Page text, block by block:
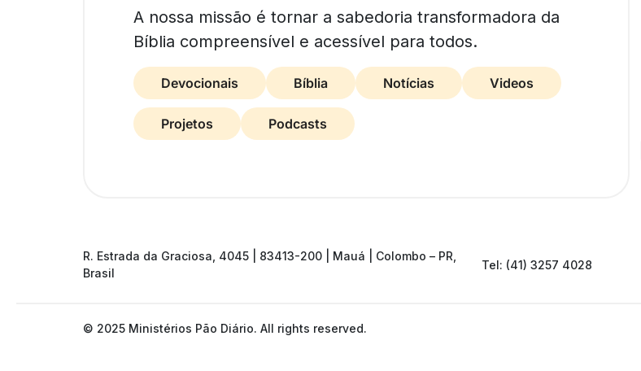
A nossa missão é tornar a sabedoria transformadora da
Bíblia compreensível e acessível para todos.
Devocionais Bíblia Notícias Videos
Projetos Podcasts
R. Estrada da Graciosa, 4045 | 83413-200 | Mauá | Colombo – PR,
Brasil
Tel: (41) 3257 4028
© 2025 Ministérios Pão Diário. All rights reserved.